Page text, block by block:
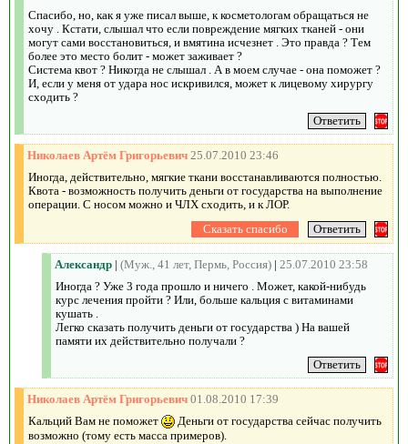
Спасибо, но, как я уже писал выше, к косметологам обращаться не
хочу . Кстати, слышал что если повреждение мягких тканей - они
могут сами восстановиться, и вмятина исчезнет . Это правда ? Тем
более это место болит - может заживает ?
Система квот ? Никогда не слышал . А в моем случае - она поможет ?
И, если у меня от удара нос искривился, может к лицевому хирургу
сходить ?
Николаев Артём Григорьевич 25.07.2010 23:46
Иногда, действительно, мягкие ткани восстанавливаются полностью.
Квота - возможность получить деньги от государства на выполнение
операции. С носом можно и ЧЛХ сходить, и к ЛОР.
Александр | (Муж., 41 лет, Пермь, Россия) | 25.07.2010 23:58
Иногда ? Уже 3 года прошло и ничего . Может, какой-нибудь
курс лечения пройти ? Или, больше кальция с витаминами
кушать .
Легко сказать получить деньги от государства ) На вашей
памяти их действительно получали ?
Николаев Артём Григорьевич 01.08.2010 17:39
Кальций Вам не поможет
Деньги от государства сейчас получить
возможно (тому есть масса примеров).